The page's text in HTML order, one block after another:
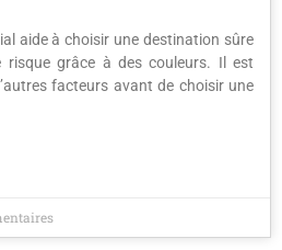
aide à choisir une destination sûre
risque grâce à des couleurs. Il est
facteurs avant de choisir une